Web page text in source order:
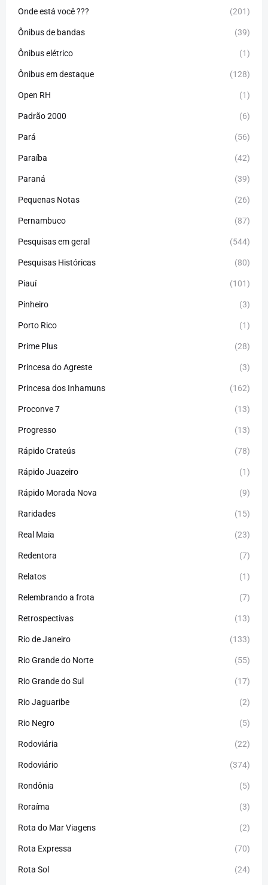
Onde está você ??? (201)
Ônibus de bandas (39)
Ônibus elétrico (1)
Ônibus em destaque (128)
Open RH (1)
Padrão 2000 (6)
Pará (56)
Paraíba (42)
Paraná (39)
Pequenas Notas (26)
Pernambuco (87)
Pesquisas em geral (544)
Pesquisas Históricas (80)
Piauí (101)
Pinheiro (3)
Porto Rico (1)
Prime Plus (28)
Princesa do Agreste (3)
Princesa dos Inhamuns (162)
Proconve 7 (13)
Progresso (13)
Rápido Crateús (78)
Rápido Juazeiro (1)
Rápido Morada Nova (9)
Raridades (15)
Real Maia (23)
Redentora (7)
Relatos (1)
Relembrando a frota (7)
Retrospectivas (13)
Rio de Janeiro (133)
Rio Grande do Norte (55)
Rio Grande do Sul (17)
Rio Jaguaribe (2)
Rio Negro (5)
Rodoviária (22)
Rodoviário (374)
Rondônia (5)
Roraíma (3)
Rota do Mar Viagens (2)
Rota Expressa (70)
Rota Sol (24)